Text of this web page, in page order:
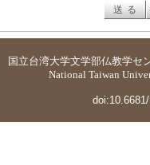
国立台湾大学文学部仏教学セ
National Taiwan